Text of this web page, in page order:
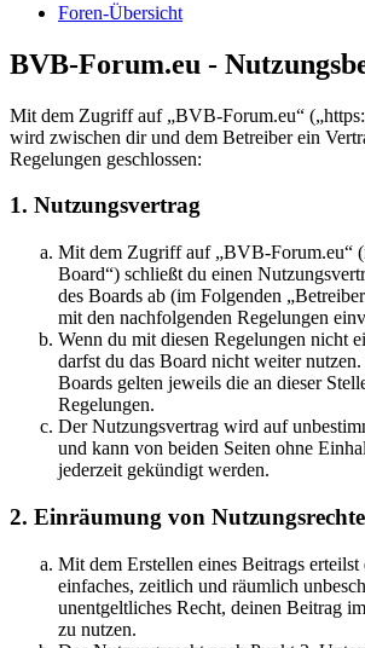
Foren-Übersicht
BVB-Forum.eu -
Mit dem Zugriff auf „BVB-Forum.eu“
wird zwischen dir und dem Betreiber ein
Regelungen geschlossen:
1. Nutzungsvertrag
Mit dem Zugriff auf „BVB-Forum.eu“
Board“) schließt du einen
des Boards ab (im Folgenden
mit den nachfolgenden Regelungen
Wenn du mit diesen Regelungen nicht
darfst du das Board nicht weiter
Boards gelten jeweils die an dieser
Regelungen.
Der Nutzungsvertrag wird auf
und kann von beiden Seiten ohne
jederzeit gekündigt werden.
2. Einräumung von
Mit dem Erstellen eines Beitrags
einfaches, zeitlich und räumlich
unentgeltliches Recht, deinen Beitrag
zu nutzen.